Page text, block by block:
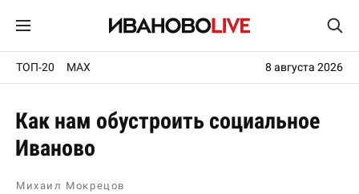
ТОП-20 MAX 8 августа 2026
Как нам обустроить социальное
Иваново
Михаил Мокрецов